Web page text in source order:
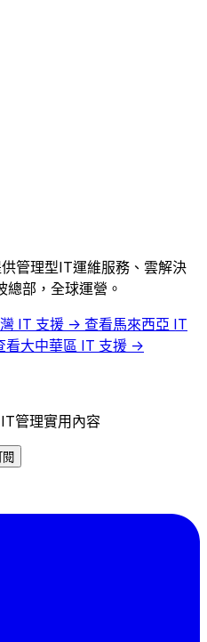
管理型IT運維服務、雲解決
部，全球運營。
IT 支援 → 查看馬來西亞 IT
看大中華區 IT 支援 →
管理實用內容
閱